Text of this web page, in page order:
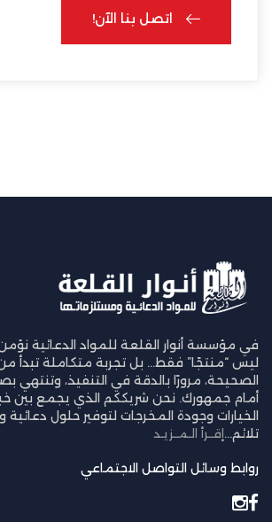
اتصل بنا الآن!
في مؤسسة أنوار القلعة للمواد الدعائية نؤمن
ليس “منتجًا” فقط… بل تجربة متكاملة تبدأ من
الصحيحة، مرورًا بالدقة في التنفيذ، وتنتهي
أمام جمهورك. نحن شريككم الذي يجمع بين
الخيارات وجودة المخرجات لتوفير حلول دعائية
تلائم... إقــرأ الـمــزيـد
روابط وسائل التواصل الاجتماعي